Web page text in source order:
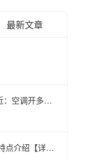
最新文章
长沙空调维修电话上门附近：空调开多少度制热最
空调质量好不好 空调质量特点介绍【详解】